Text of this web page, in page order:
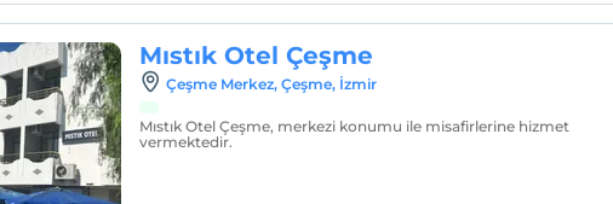
Mıstık Otel Çeşme
Çeşme Merkez, Çeşme, İzmir
Mıstık Otel Çeşme, merkezi konumu ile misafirlerine hizmet
vermektedir.